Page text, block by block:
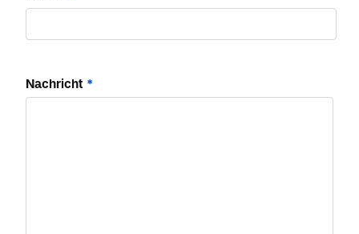
Nachricht *